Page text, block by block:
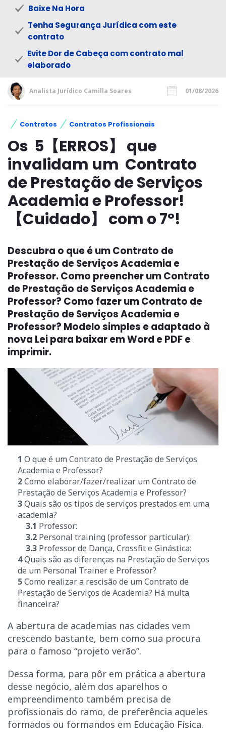
Baixe Na Hora
Tenha Segurança Jurídica com este
contrato
Evite Dor de Cabeça com contrato mal
elaborado
Analista Jurídico Camilla Soares 01/08/2026
Contratos Contratos Profissionais
Os 5【ERROS】 que
invalidam um Contrato
de Prestação de Serviços
Academia e Professor!
【Cuidado】 com o 7º!
Descubra o que é um Contrato de
Prestação de Serviços Academia e
Professor. Como preencher um Contrato
de Prestação de Serviços Academia e
Professor? Como fazer um Contrato de
Prestação de Serviços Academia e
Professor? Modelo simples e adaptado à
nova Lei para baixar em Word e PDF e
imprimir.
1 O que é um Contrato de Prestação de Serviços
Academia e Professor?
2Como elaborar/fazer/realizar um Contrato de
Prestação de Serviços Academia e Professor?
3Quais são os tipos de serviços prestados em uma
academia?
3.1 Professor:
3.2 Personal training (professor particular):
3.3 Professor de Dança, Crossfit e Ginástica:
4Quais são as diferenças na Prestação de Serviços
de um Personal Trainer e Professor?
5Como realizar a rescisão de um Contrato de
Prestação de Serviços de Academia? Há multa
financeira?
A abertura de academias nas cidades vem
crescendo bastante, bem como sua procura
para o famoso “projeto verão”.
Dessa forma, para pôr em prática a abertura
desse negócio, além dos aparelhos o
empreendimento também precisa de
profissionais do ramo, de preferência aqueles
formados ou formandos em Educação Física.